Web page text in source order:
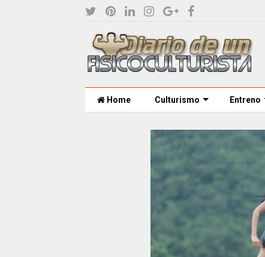
Home Culturismo Entreno